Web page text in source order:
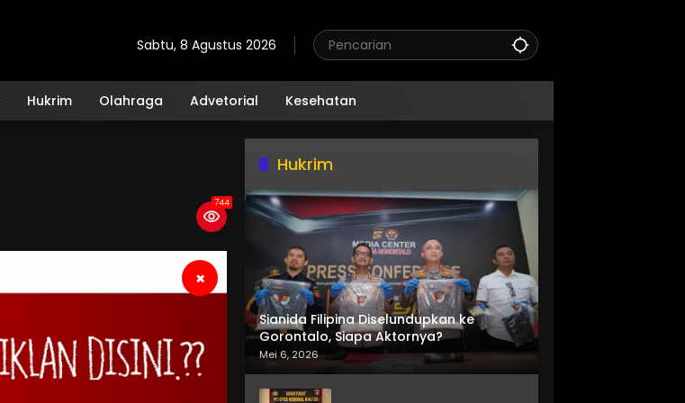
Sabtu, 8 Agustus 2026
Hukrim Olahraga Advetorial Kesehatan
744
×
Hukrim
Sianida Filipina Diselundupkan ke
Gorontalo, Siapa Aktornya?
Mei 6, 2026